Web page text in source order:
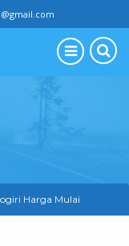
Harga Mulai